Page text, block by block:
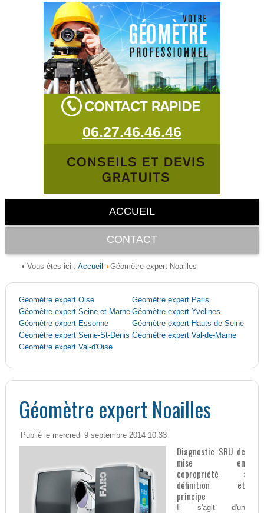
06.27.46.46.46
ACCUEIL
CONTACT
• Vous êtes ici : Accueil Géomètre expert Noailles
Géomètre expert Oise
Géomètre expert Paris
Géomètre expert Seine-et-Marne Géomètre expert Yvelines
Géomètre expert Essonne
Géomètre expert Hauts-de-Seine
Géomètre expert Seine-St-Denis Géomètre expert Val-de-Marne
Géomètre expert Val-d'Oise
Géomètre expert Noailles
Publié le mercredi 9 septembre 2014 10:33
Diagnostic SRU de
mise en
copropriété :
définition et
principe
Il s'agit d'un